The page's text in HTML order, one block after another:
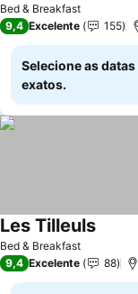
Bed & Breakfast
9,4 Excelente 155
Selecione as
exatos.
Bed & Breakfast
Les TilleulsVer
9,4 Excelente 88